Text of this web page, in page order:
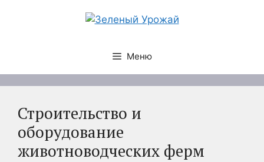
Меню
Строительство и
оборудование
животноводческих ферм